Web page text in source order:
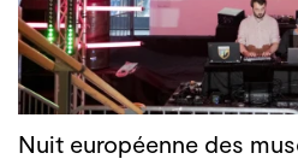
Nuit européenne des